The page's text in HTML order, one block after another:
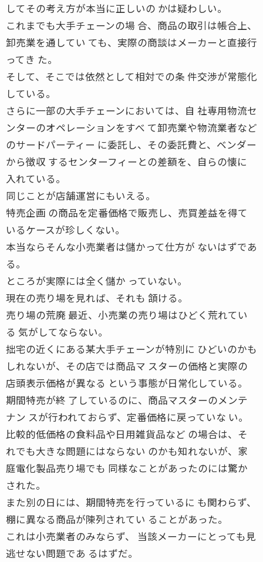
してその考え方が本当に正しいの かは疑わしい。
これまでも大手チェーンの場 合、商品の取引は帳合上、
卸売業を通してい ても、実際の商談はメーカーと直接行
ってき た。
そして、そこでは依然として相対での条 件交渉が常態化
している。
さらに一部の大手チェーンにおいては、自 社専用物流セ
ンターのオペレーションをすべ て卸売業や物流業者など
のサードパーティー に委託し、その委託費と、ベンダー
から徴収 するセンターフィーとの差額を、自らの懐に
入れている。
同じことが店舗運営にもいえる。
特売企画 の商品を定番価格で販売し、売買差益を得て
いるケースが珍しくない。
本当ならそんな小売業者は儲かって仕方が ないはずであ
る。
ところが実際には全く儲か っていない。
現在の売り場を見れば、それも 頷ける。
売り場の荒廃 最近、小売業の売り場はひどく荒れてい
る 気がしてならない。
拙宅の近くにある某大手チェーンが特別に ひどいのかも
しれないが、その店では商品マ スターの価格と実際の
店頭表示価格が異なる という事態が日常化している。
期間特売が終 了しているのに、商品マスターのメンテ
ナン スが行われておらず、定番価格に戻っていな い。
比較的低価格の食料品や日用雑貨品など の場合は、そ
れでも大きな問題にはならない のかも知れないが、家
庭電化製品売り場でも 同様なことがあったのには驚か
された。
また別の日には、期間特売を行っているに も関わらず、
棚に異なる商品が陳列されてい ることがあった。
これは小売業者のみならず、 当該メーカーにとっても見
逃せない問題であ るはずだ。